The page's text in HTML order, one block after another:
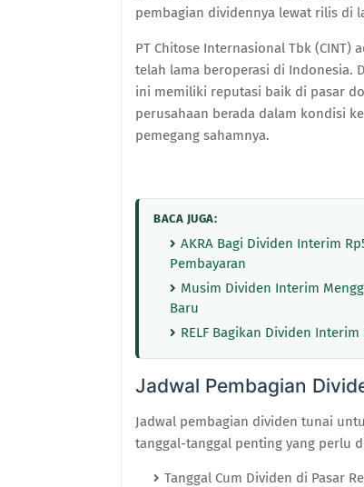
pembagian dividennya lewat rilis di
PT Chitose Internasional Tbk
telah lama beroperasi di Indonesia.
ini memiliki reputasi baik di pasar
perusahaan berada dalam kondisi
pemegang sahamnya.
BACA JUGA:
AKRA Bagi Dividen Interim
Pembayaran
Musim Dividen Interim
Baru
RELF Bagikan Dividen
Jadwal Pembagian
Jadwal pembagian dividen tunai
tanggal-tanggal penting yang perlu
Tanggal Cum Dividen di Pasar